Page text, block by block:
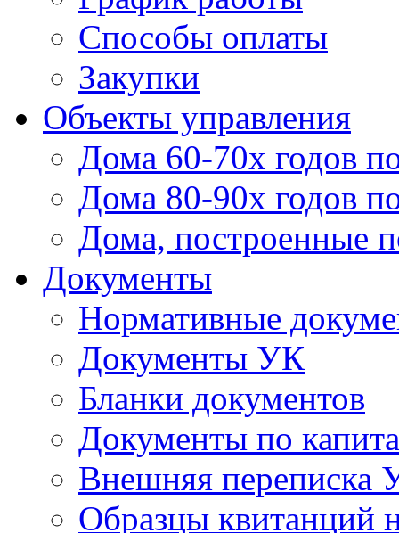
Способы оплаты
Закупки
Объекты управления
Дома 60-70х годов
Дома 80-90х годов
Дома, построенные
Документы
Нормативные
Документы УК
Бланки документов
Документы по
Внешняя переписка
Образцы квитанций